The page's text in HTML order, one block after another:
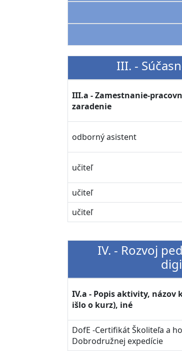
III. -
III.a - Zamestnanie-
zaradenie
odborný asistent
učiteľ
učiteľ
učiteľ
IV. - Rozvoj
IV.a - Popis aktivity, názov
išlo o kurz), iné
DofE -Certifikát Školiteľa a
Dobrodružnej expedície